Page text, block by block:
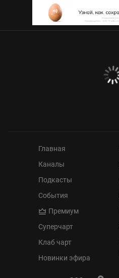
Главная
Каналы
Подкасты
События
Премиум
Суперчарт
Клаб чарт
Новинки эфира